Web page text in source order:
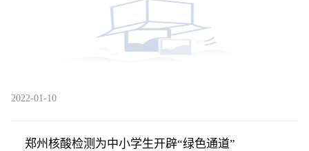
2022-01-10
郑州核酸检测为中小学生开辟“绿色通道”